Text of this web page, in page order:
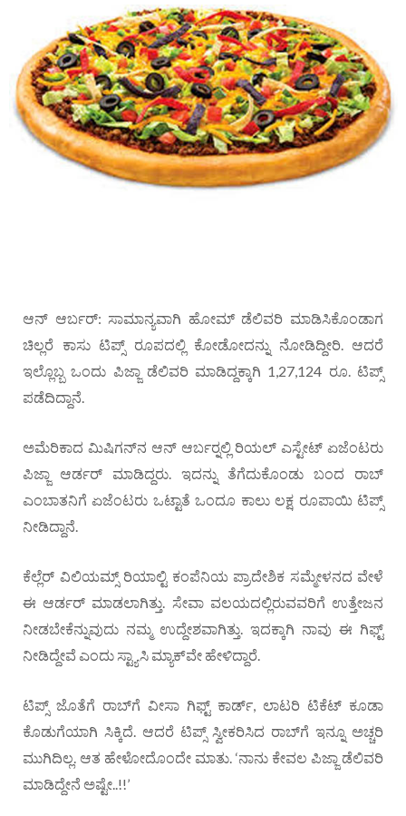
ಆನ್ ಆರ್ಬರ್: ಸಾಮಾನ್ಯವಾಗಿ ಹೋಮ್ ಡೆಲಿವರಿ ಮಾಡಿಸಿಕೊಂಡಾಗ
ಚಿಲ್ಲರೆ ಕಾಸು ಟಿಪ್ಸ್ ರೂಪದಲ್ಲಿ ಕೋಡೋದನ್ನು ನೋಡಿದ್ದೀರಿ. ಆದರೆ
ಇಲ್ಲೊಬ್ಬ ಒಂದು ಪಿಜ್ಜಾ ಡೆಲಿವರಿ ಮಾಡಿದ್ದಕ್ಕಾಗಿ 1,27,124 ರೂ. ಟಿಪ್ಸ್
ಪಡೆದಿದ್ದಾನೆ.
ಅಮೆರಿಕಾದ ಮಿಷಿಗನ್‍ನ ಆನ್ ಆರ್ಬರ್‍ನಲ್ಲಿ ರಿಯಲ್ ಎಸ್ಟೇಟ್ ಏಜೆಂಟರು
ಪಿಜ್ಜಾ ಆರ್ಡರ್ ಮಾಡಿದ್ದರು. ಇದನ್ನು ತೆಗೆದುಕೊಂಡು ಬಂದ ರಾಬ್
ಎಂಬಾತನಿಗೆ ಏಜೆಂಟರು ಒಟ್ಟಾತೆ ಒಂದೂ ಕಾಲು ಲಕ್ಷ ರೂಪಾಯಿ ಟಿಪ್ಸ್
ನೀಡಿದ್ದಾನೆ.
ಕೆಲ್ಲೆರ್ ವಿಲಿಯಮ್ಸ್ ರಿಯಾಲ್ಟಿ ಕಂಪೆನಿಯ ಪ್ರಾದೇಶಿಕ ಸಮ್ಮೇಳನದ ವೇಳೆ
ಈ ಆರ್ಡರ್ ಮಾಡಲಾಗಿತ್ತು. ಸೇವಾ ವಲಯದಲ್ಲಿರುವವರಿಗೆ ಉತ್ತೇಜನ
ನೀಡಬೇಕೆನ್ನುವುದು ನಮ್ಮ ಉದ್ದೇಶವಾಗಿತ್ತು. ಇದಕ್ಕಾಗಿ ನಾವು ಈ ಗಿಫ್ಟ್
ನೀಡಿದ್ದೇವೆ ಎಂದು ಸ್ಟ್ಯಾಸಿ ಮ್ಯಾಕ್‍ವೇ ಹೇಳಿದ್ದಾರೆ.
ಟಿಪ್ಸ್ ಜೊತೆಗೆ ರಾಬ್‍ಗೆ ವೀಸಾ ಗಿಫ್ಟ್ ಕಾರ್ಡ್, ಲಾಟರಿ ಟಿಕೆಟ್ ಕೂಡಾ
ಕೊಡುಗೆಯಾಗಿ ಸಿಕ್ಕಿದೆ. ಆದರೆ ಟಿಪ್ಸ್ ಸ್ವೀಕರಿಸಿದ ರಾಬ್‍ಗೆ ಇನ್ನೂ ಅಚ್ಚರಿ
ಮುಗಿದಿಲ್ಲ. ಆತ ಹೇಳೋದೊಂದೇ ಮಾತು. ‘ನಾನು ಕೇವಲ ಪಿಜ್ಜಾ ಡೆಲಿವರಿ
ಮಾಡಿದ್ದೇನೆ ಅಷ್ಟೇ..!!’